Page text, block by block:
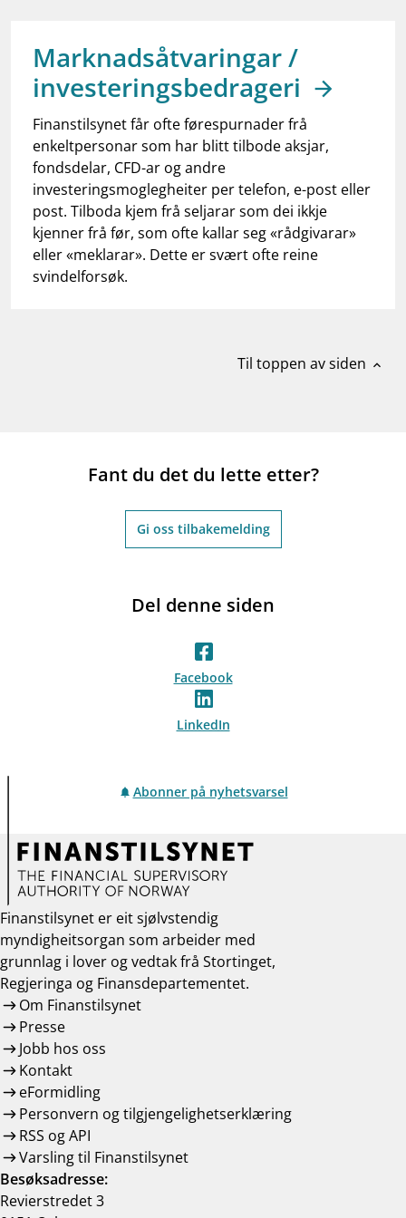
dashboardInformasjon for investorer
notifications_noneAbonner på nyhetsvarsel
Marknadsåtvaringar /
investeringsbedrageri
Finanstilsynet får ofte førespurnader frå
enkeltpersonar som har blitt tilbode aksjar,
fondsdelar, CFD-ar og andre
investeringsmoglegheiter per telefon, e-post eller
post. Tilboda kjem frå seljarar som dei ikkje
kjenner frå før, som ofte kallar seg «rådgivarar»
eller «meklarar». Dette er svært ofte reine
svindelforsøk.
Til toppen av siden expand_less
Fant du det du lette etter?
Gi oss tilbakemelding
Del denne siden
Facebook
LinkedIn
Abonner på nyhetsvarsel
Finanstilsynet er eit sjølvstendig
myndigheitsorgan som arbeider med
grunnlag i lover og vedtak frå Stortinget,
Regjeringa og Finansdepartementet.
Om Finanstilsynet
Presse
Jobb hos oss
Kontakt
eFormidling
Personvern og tilgjengelighetserklæring
RSS og API
Varsling til Finanstilsynet
Besøksadresse:
Revierstredet 3